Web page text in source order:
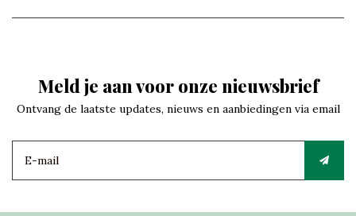
Meld je aan voor onze nieuwsbrief
Ontvang de laatste updates, nieuws en aanbiedingen via email